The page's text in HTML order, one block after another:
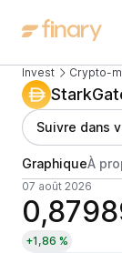
Invest Crypto-
Suivre dans
GraphiqueÀ
07 août 2026
+1,86 %